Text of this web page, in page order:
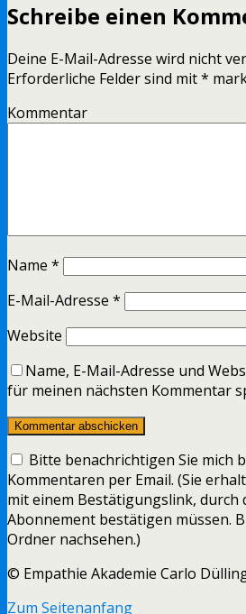
Schreibe einen
Deine E-Mail-Adresse wird nicht
Erforderliche Felder sind mit*
Kommentar
Name *
E-Mail-Adresse *
Website
Name, E-Mail-Adresse und
für meinen nächsten Kommentar
Bitte benachrichtigen Sie mich
Kommentaren per Email. (Sie
mit einem Bestätigungslink, durch
Abonnement bestätigen müssen.
Ordner nachsehen.)
© Empathie Akademie Carlo
Zum Seitenanfang